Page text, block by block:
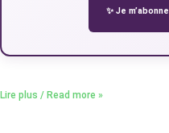
✨ Je m’abonne
Lire plus / Read more »